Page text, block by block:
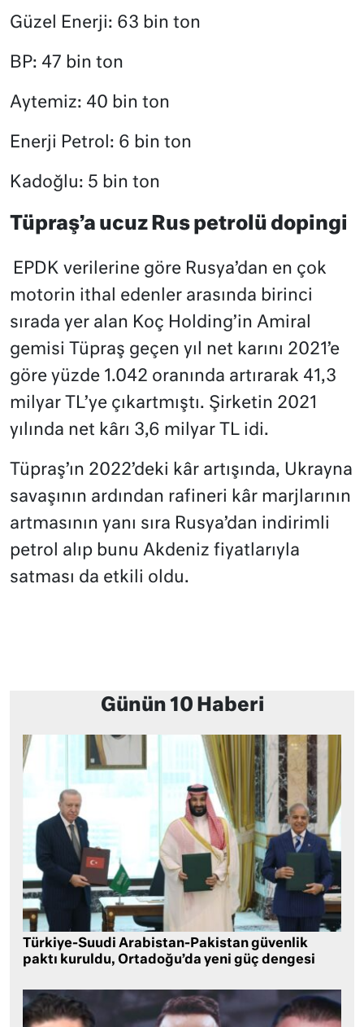
Güzel Enerji: 63 bin ton
BP: 47 bin ton
Aytemiz: 40 bin ton
Enerji Petrol: 6 bin ton
Kadoğlu: 5 bin ton
Tüpraş’a ucuz Rus petrolü dopingi
EPDK verilerine göre Rusya’dan en çok
motorin ithal edenler arasında birinci
sırada yer alan Koç Holding’in Amiral
gemisi Tüpraş geçen yıl net karını 2021’e
göre yüzde 1.042 oranında artırarak 41,3
milyar TL’ye çıkartmıştı. Şirketin 2021
yılında net kârı 3,6 milyar TL idi.
Tüpraş’ın 2022’deki kâr artışında, Ukrayna
savaşının ardından rafineri kâr marjlarının
artmasının yanı sıra Rusya’dan indirimli
petrol alıp bunu Akdeniz fiyatlarıyla
satması da etkili oldu.
Günün 10 Haberi
Türkiye-Suudi Arabistan-Pakistan güvenlik
paktı kuruldu, Ortadoğu’da yeni güç dengesi